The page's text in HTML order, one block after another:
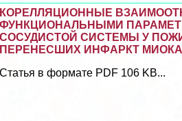
КОРЕЛЛЯЦИОННЫЕ
ФУНКЦИОНАЛЬНЫМИ
СОСУДИСТОЙ СИСТЕМЫ У
ПЕРЕНЕСШИХ ИНФАРКТ
Статья в формате PDF 106 KB...